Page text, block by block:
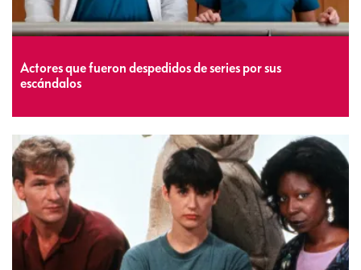
Actores que fueron despedidos de series por sus
escándalos